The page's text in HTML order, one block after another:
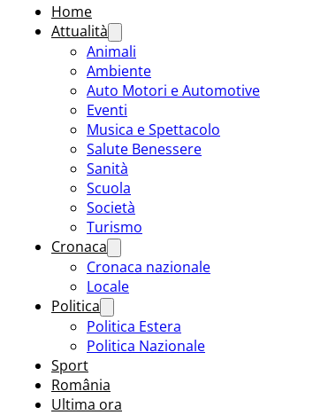
Home
Attualità
Animali
Ambiente
Auto Motori e Automotive
Eventi
Musica e Spettacolo
Salute Benessere
Sanità
Scuola
Società
Turismo
Cronaca
Cronaca nazionale
Locale
Politica
Politica Estera
Politica Nazionale
Sport
România
Ultima ora